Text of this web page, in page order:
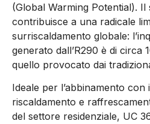
(Global Warming Potential). Il
contribuisce a una radicale
surriscaldamento globale:
generato dall’R290 è di circa
quello provocato dai
Ideale per l’abbinamento con
riscaldamento e
del settore residenziale, UC